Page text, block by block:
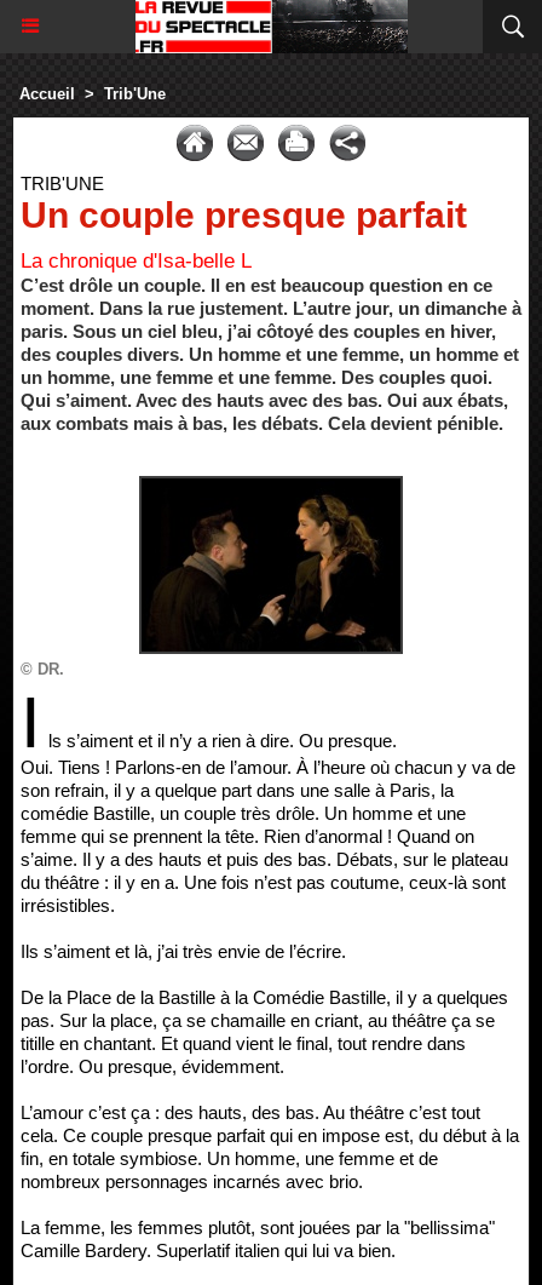
Accueil > Trib'Une
TRIB'UNE
Un couple presque parfait
La chronique d'Isa-belle L
C’est drôle un couple. Il en est beaucoup question en ce
moment. Dans la rue justement. L’autre jour, un dimanche à
paris. Sous un ciel bleu, j’ai côtoyé des couples en hiver,
des couples divers. Un homme et une femme, un homme et
un homme, une femme et une femme. Des couples quoi.
Qui s’aiment. Avec des hauts avec des bas. Oui aux ébats,
aux combats mais à bas, les débats. Cela devient pénible.
© DR.
I
ls s’aiment et il n’y a rien à dire. Ou presque.
Oui. Tiens ! Parlons-en de l’amour. À l’heure où chacun y va de
son refrain, il y a quelque part dans une salle à Paris, la
comédie Bastille, un couple très drôle. Un homme et une
femme qui se prennent la tête. Rien d’anormal ! Quand on
s’aime. Il y a des hauts et puis des bas. Débats, sur le plateau
du théâtre : il y en a. Une fois n’est pas coutume, ceux-là sont
irrésistibles.
Ils s’aiment et là, j’ai très envie de l’écrire.
De la Place de la Bastille à la Comédie Bastille, il y a quelques
pas. Sur la place, ça se chamaille en criant, au théâtre ça se
titille en chantant. Et quand vient le final, tout rendre dans
l’ordre. Ou presque, évidemment.
L’amour c’est ça : des hauts, des bas. Au théâtre c’est tout
cela. Ce couple presque parfait qui en impose est, du début à la
fin, en totale symbiose. Un homme, une femme et de
nombreux personnages incarnés avec brio.
La femme, les femmes plutôt, sont jouées par la "bellissima"
Camille Bardery. Superlatif italien qui lui va bien.